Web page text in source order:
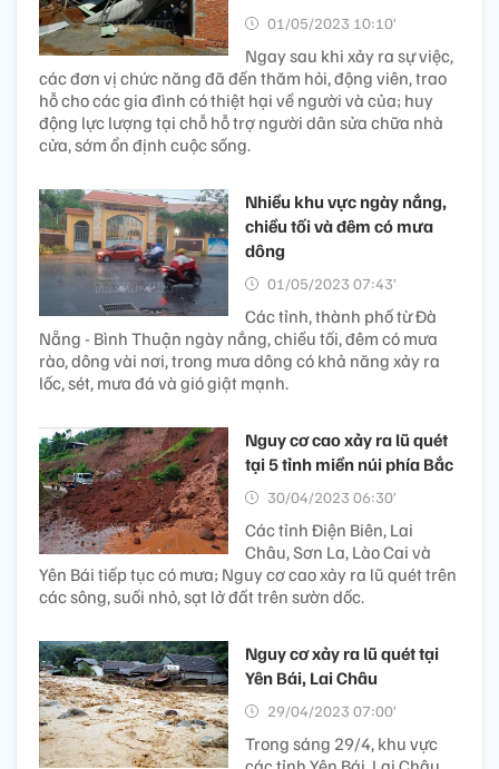
01/05/2023 10:10’
Ngay sau khi xảy ra sự việc,
các đơn vị chức năng đã đến thăm hỏi, động viên, trao
hỗ cho các gia đình có thiệt hại về người và của; huy
động lực lượng tại chỗ hỗ trợ người dân sửa chữa nhà
cửa, sớm ổn định cuộc sống.
Nhiều khu vực ngày nắng,
chiều tối và đêm có mưa
dông
01/05/2023 07:43’
Các tỉnh, thành phố từ Đà
Nẵng - Bình Thuận ngày nắng, chiều tối, đêm có mưa
rào, dông vài nơi, trong mưa dông có khả năng xảy ra
lốc, sét, mưa đá và gió giật mạnh.
Nguy cơ cao xảy ra lũ quét
tại 5 tỉnh miền núi phía Bắc
30/04/2023 06:30’
Các tỉnh Điện Biên, Lai
Châu, Sơn La, Lào Cai và
Yên Bái tiếp tục có mưa; Nguy cơ cao xảy ra lũ quét trên
các sông, suối nhỏ, sạt lở đất trên sườn dốc.
Nguy cơ xảy ra lũ quét tại
Yên Bái, Lai Châu
29/04/2023 07:00’
Trong sáng 29/4, khu vực